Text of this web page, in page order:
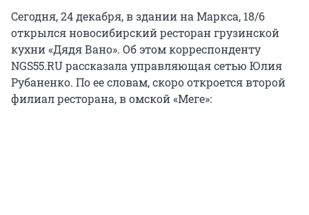
Сегодня, 24 декабря, в здании на Маркса, 18/6
открылся новосибирский ресторан грузинской
кухни «Дядя Вано». Об этом корреспонденту
NGS55.RU рассказала управляющая сетью Юлия
Рубаненко. По ее словам, скоро откроется второй
филиал ресторана, в омской «Меге»: